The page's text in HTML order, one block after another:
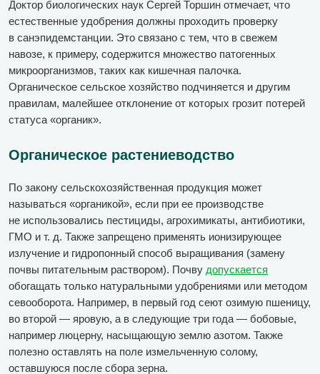
Доктор биологических наук Сергей Торшин отмечает, что
естественные удобрения должны проходить проверку
в санэпидемстанции. Это связано с тем, что в свежем
навозе, к примеру, содержится множество патогенных
микроорганизмов, таких как кишечная палочка.
Органическое сельское хозяйство подчиняется и другим
правилам, малейшее отклонение от которых грозит потерей
статуса «органик».
Органическое растениеводство
По закону сельскохозяйственная продукция может
называться «органикой», если при ее производстве
не использовались пестициды, агрохимикаты, антибиотики,
ГМО и т. д. Также запрещено применять ионизирующее
излучение и гидропонный способ выращивания (замену
почвы питательным раствором). Почву допускается
обогащать только натуральными удобрениями или методом
севооборота. Например, в первый год сеют озимую пшеницу,
во второй — яровую, а в следующие три года — бобовые,
например люцерну, насыщающую землю азотом. Также
полезно оставлять на поле измельченную солому,
оставшуюся после сбора зерна.